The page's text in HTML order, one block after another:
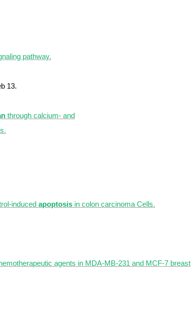
pathway.
13.
through calcium- and
induced apoptosis in colon carcinoma Cells.
agents in MDA-MB-231 and MCF-7 breast